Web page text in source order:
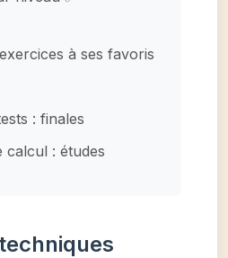
à ses favoris
: finales
calcul : études